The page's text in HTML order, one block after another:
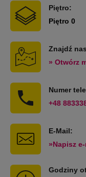
Piętro:
Piętro 0
Znajdź
» Otwórz
Numer
+48
E-Mail:
»Napisz
Godziny